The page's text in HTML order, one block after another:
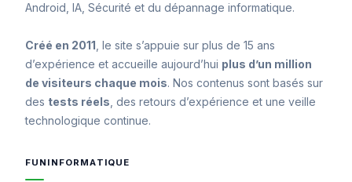
Android, IA, Sécurité et du dépannage informatique.
Créé en 2011 , le site s’appuie sur plus de 15 ans
d’expérience et accueille aujourd’hui plus d’un million
de visiteurs chaque mois. Nos contenus sont basés sur
des tests réels , des retours d’expérience et une veille
technologique continue.
FUNINFORMATIQUE